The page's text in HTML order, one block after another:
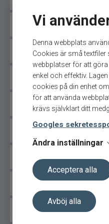
Vi
Denna webbplats
Cookies är små
webbplatser för att
enkel och effektiv.
cookies på din enhet
för att använda
krävs självklart ditt
Googles
Ändra inställningar
Acceptera alla
Avböj alla
farttolerant och fungerar
Vid trolling arbetar betet
djup – ett perfekt
Ett av marknadens
Det är få wobblers som
mångsidighet. Detta är
varje seriös fiskares
Med Bomber 15A i
goda att nästa hugg inte
Produktfördelar
Bite of Bleak wobbler
Cisco Kid wobbler Cotton
Darts wobbler Halco
Interfiske wobbler Karikko
Maxximus wobbler Nils
River2Sea wobbler
Svartzonker wobbler
Swim Whizz wobbler